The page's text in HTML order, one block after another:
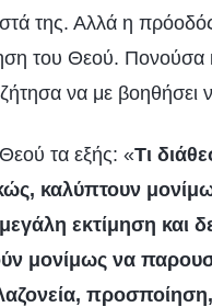
της. Αλλά η
του Θεού. Πονούσα
να με βοηθήσει
τα εξής: «Τι
καλύπτουν
εκτίμηση και
μονίμως να